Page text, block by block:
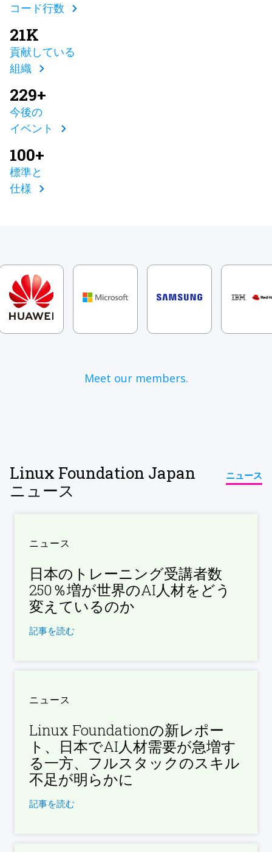
コード行数
21K
貢献している
組織
229+
今後の
イベント
100+
標準と
仕様
Meet our members.
Linux Foundation Japan
ニュース
ニュース
ニュース
日本のトレーニング受講者数
250％増が世界のAI人材をどう
変えているのか
記事を読む
ニュース
Linux Foundationの新レポー
ト、日本でAI人材需要が急増す
る一方、フルスタックのスキル
不足が明らかに
記事を読む